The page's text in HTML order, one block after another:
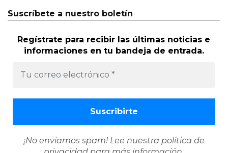
Suscríbete a nuestro boletín
Regístrate para recibir las últimas noticias e
informaciones en tu bandeja de entrada.
¡No enviamos spam! Lee nuestra política de